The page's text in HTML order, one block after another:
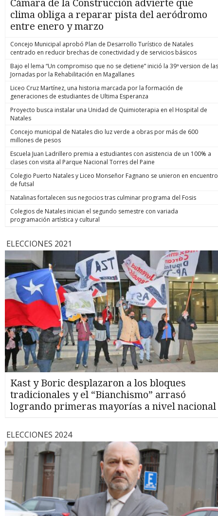
Cámara de la Construcción advierte que
clima obliga a reparar pista del aeródromo
entre enero y marzo
Concejo Municipal aprobó Plan de Desarrollo Turístico de Natales
centrado en reducir brechas de conectividad y de servicios básicos
Bajo el lema “Un compromiso que no se detiene” inició la 39ª version de las
Jornadas por la Rehabilitación en Magallanes
Liceo Cruz Martínez, una historia marcada por la formación de
generaciones de estudiantes de Ultima Esperanza
Proyecto busca instalar una Unidad de Quimioterapia en el Hospital de
Natales
Concejo municipal de Natales dio luz verde a obras por más de 600
millones de pesos
Escuela Juan Ladrillero premia a estudiantes con asistencia de un 100% a
clases con visita al Parque Nacional Torres del Paine
Colegio Puerto Natales y Liceo Monseñor Fagnano se unieron en encuentro
de futsal
Natalinas fortalecen sus negocios tras culminar programa del Fosis
Colegios de Natales inician el segundo semestre con variada
programación artística y cultural
ELECCIONES 2021
Kast y Boric desplazaron a los bloques
tradicionales y el “Bianchismo” arrasó
logrando primeras mayorías a nivel nacional
ELECCIONES 2024